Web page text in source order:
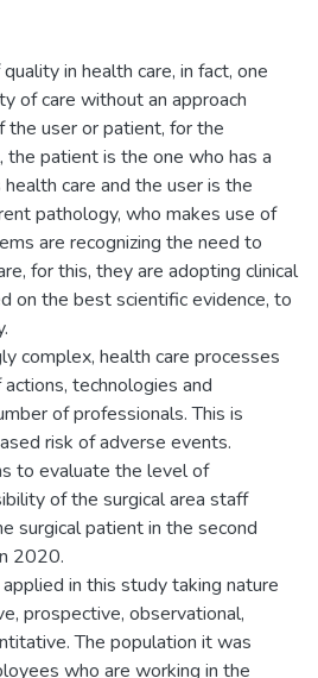
in health care, in fact, one
of care without an approach
user or patient, for the
the patient is the one who has a
care and the user is the
pathology, who makes use of
are recognizing the need to
for this, they are adopting clinical
on the best scientific evidence, to
complex, health care processes
technologies and
of professionals. This is
risk of adverse events.
to evaluate the level of
of the surgical area staff
surgical patient in the second
2020.
in this study taking nature
prospective, observational,
The population it was
who are working in the